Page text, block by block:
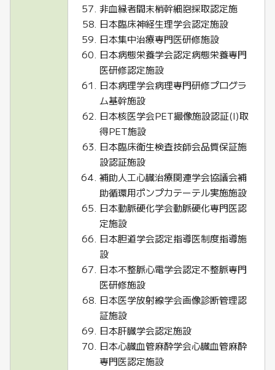
非血縁者間末梢幹細胞採取認定施
日本臨床神経生理学会認定施設
日本集中治療専門医研修施設
日本病態栄養学会認定病態栄養専門
医研修認定施設
日本病理学会病理専門研修プログラ
ム基幹施設
日本核医学会PET撮像施設認証(I)取
得PET施設
日本臨床衛生検査技師会品質保証施
設認証施設
補助人工心臓治療関連学会協議会補
助循環用ポンプカテーテル実施施設
日本動脈硬化学会動脈硬化専門医認
定施設
日本胆道学会認定指導医制度指導施
設
日本不整脈心電学会認定不整脈専門
医研修施設
日本医学放射線学会画像診断管理認
証施設
日本肝臓学会認定施設
日本心臓血管麻酔学会心臓血管麻酔
専門医認定施設